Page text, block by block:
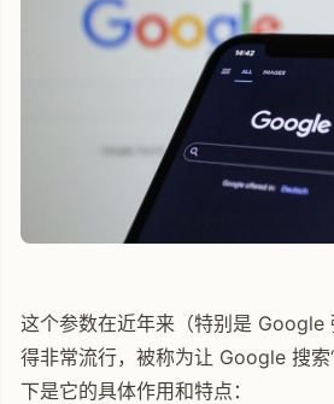
这个参数在近年来（特别是 Google
得非常流行，被称为让 Google 搜索
下是它的具体作用和特点：